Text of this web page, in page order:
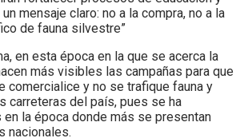
mensaje claro: no a la compra, no a la
de fauna silvestre”
en esta época en la que se acerca la
más visibles las campañas para que
comercialice y no se trafique fauna y
carreteras del país, pues se ha
la época donde más se presentan
nacionales.